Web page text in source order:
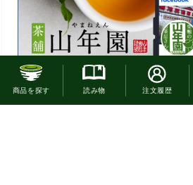
お電話でのご注文はこちら
商品を探す 読み物 注文履歴